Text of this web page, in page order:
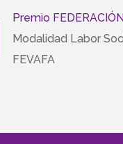
Premio
Modalidad Labor
FEVAFA